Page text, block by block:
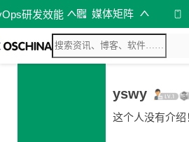
研发效能 媒体矩阵
yswy
这个人没有介绍